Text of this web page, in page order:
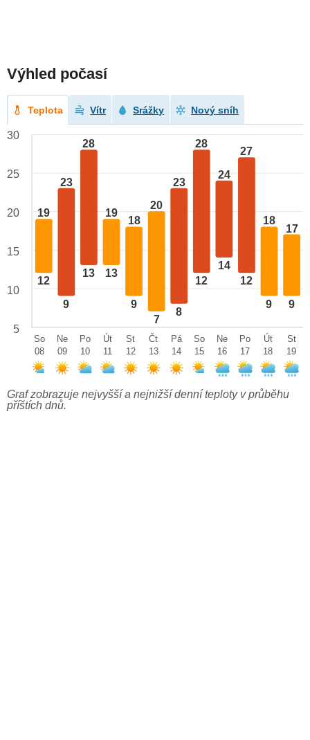
Výhled počasí
Teplota Vítr Srážky Nový sníh
19
12
23
9
28
13
19
13
18
9
20
7
23
8
28
12
24
14
27
12
18
9
17
9
30
25
20
15
10
5
So
08
Ne
09
Po
10
Út
11
St
12
Čt
13
Pá
14
So
15
Ne
16
Po
17
Út
18
St
19
Graf zobrazuje nejvyšší a nejnižší denní teploty v průběhu
příštích dnů.